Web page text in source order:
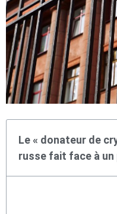
Le « donateur de
russe fait face à